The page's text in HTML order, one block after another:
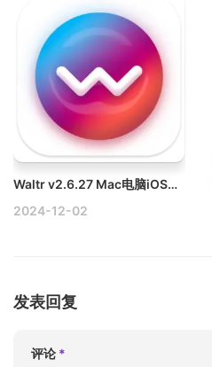
Waltr v2.6.27 Mac电脑iOS文件传输工具破解版
2024-12-02
发表回复
评论 *